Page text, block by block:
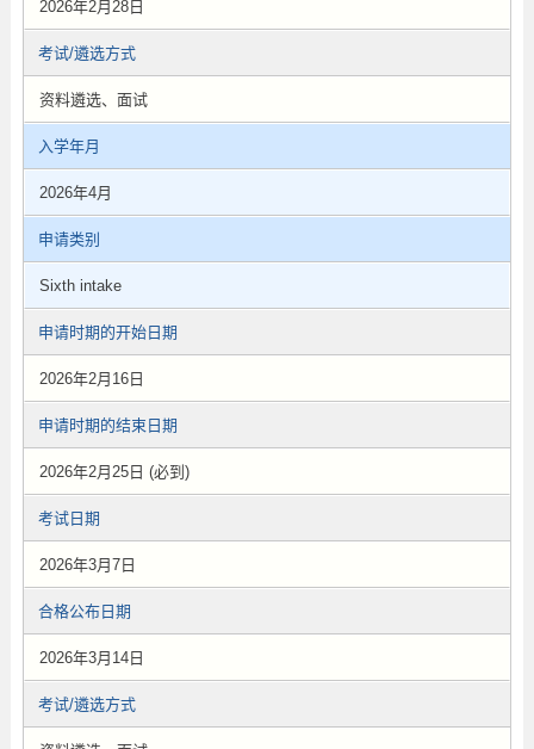
2026年2月28日
考试/遴选方式
资料遴选、面试
入学年月
2026年4月
申请类别
Sixth intake
申请时期的开始日期
2026年2月16日
申请时期的结束日期
2026年2月25日 (必到)
考试日期
2026年3月7日
合格公布日期
2026年3月14日
考试/遴选方式